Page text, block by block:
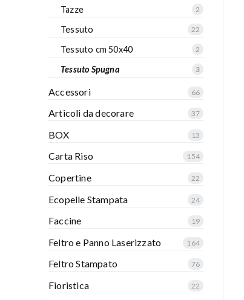
Tazze 2
Tessuto 22
Tessuto cm 50x40 2
Tessuto Spugna 3
Accessori 66
Articoli da decorare 37
BOX 13
Carta Riso 154
Copertine 22
Ecopelle Stampata 24
Faccine 19
Feltro e Panno Laserizzato 164
Feltro Stampato 76
Fioristica 22